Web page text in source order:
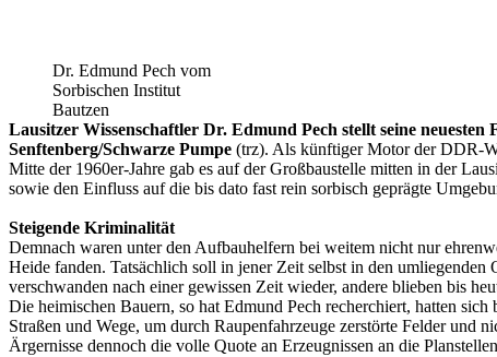
Dr. Edmund Pech vom
Sorbischen Institut
Bautzen
Lausitzer Wissenschaftler Dr. Edmund Pech stellt seine neuesten
Senftenberg/Schwarze Pumpe (trz). Als künftiger Motor der DDR-
Mitte der 1960er-Jahre gab es auf der Großbaustelle mitten in der
sowie den Einfluss auf die bis dato fast rein sorbisch geprägte
Steigende Kriminalität
Demnach waren unter den Aufbauhelfern bei weitem nicht nur
Heide fanden. Tatsächlich soll in jener Zeit selbst in den
verschwanden nach einer gewissen Zeit wieder, andere blieben bis
Die heimischen Bauern, so hat Edmund Pech recherchiert, hatten
Straßen und Wege, um durch Raupenfahrzeuge zerstörte Felder und
Ärgernisse dennoch die volle Quote an Erzeugnissen an die